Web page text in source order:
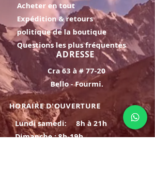
Acheter en tout
Expédition & retours
politique de la boutique
Questions les plus fréquentes
ADRESSE
Cra 63 à # 77-20
Bello - Fourmi.
HORAIRE D'OUVERTURE
Lundi samedi:
8h à 21h
Dimanche : 8h-19h